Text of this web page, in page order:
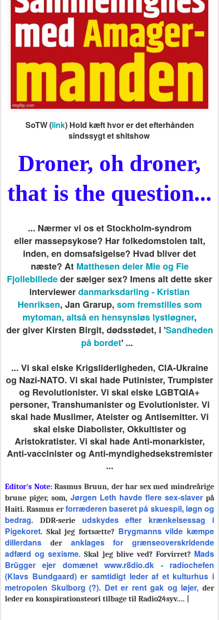
SoTW (link) Hold kæft hvor er det efterhånden
sindssygt et shitshow
Droner, oh droner,
that is the question...
... Nærmer vi os etStockholm-syndrom
eller massepsykose? Har folkedomstolen talt,
inden, en domsafsigelse? Hvad bliver det
næste? At Matthesen deler Mie og Fie
Fjollebillededer sælger sex? Imens alt dette sker
interviewerdanmarksdarling - Kristian
Henriksen, Jan Grarup, som fremstilles som
mytoman, altså en hensynsløs lystløgner,
der giver Kirsten Birgit, dødsstødet, i 'Sandheden
på bordet' ...
... Vi skal elske Krigsliderligheden, CIA-Ukraine
og Nazi-NATO. Vi skal hade Putinister, Trumpister
og Revolutionister. Vi skal elske LGBTQIA+
personer, Transhumanister og Evolutionister. Vi
skal hade Muslimer, Ateister og Antisemitter. Vi
skal elske Diabolister, Okkultister og
Aristokratister. Vi skal hade Anti-monarkister,
Anti-vaccinister og Anti-myndighedsekstremister
...
Editor's Note: Rasmus Bruun, der har sex med mindreårige
brune piger, som, Jørgen Leth havde flere sex-slaver på
Haiti. Rasmus erforræderen baseret på skuespil, løgn og
bedrag. DDR-serie udskydes efter krænkelsessag i
Pigekoret. Skal jeg fortsætte? Brygmanns vilde kæmpe
dillerdans der anklages for grænseoverskridende
adfærd og sexisme. Skal jeg blive ved? Forvirret?Mads
Brügger ejer domænet www.r8dio.dk - radiochefen
(Klavs Bundgaard) er samtidigt leder af et kulturhus i
metropolen Skulborg (?). Det er rent gak og løjer, der
leder en konspirationsteori tilbage til Radio24syv.... |